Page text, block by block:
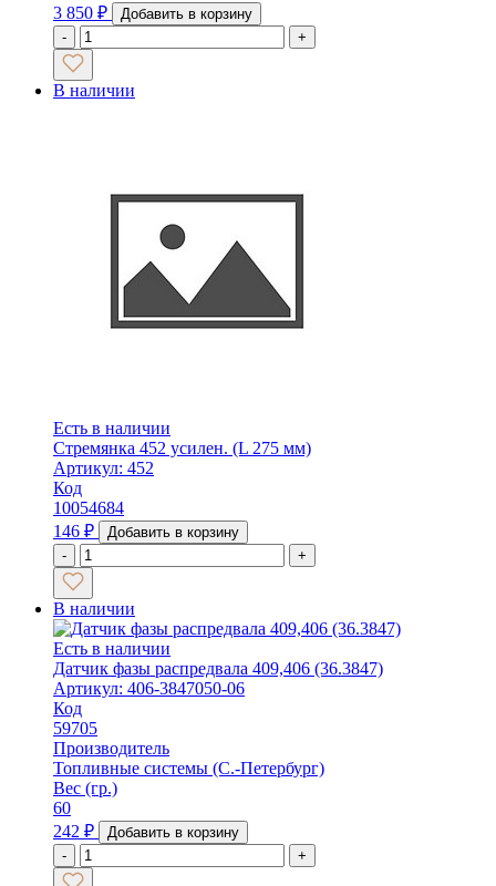
3 850 ₽
Добавить в корзину
-
+
В наличии
Есть в наличии
Стремянка 452 усилен. (L 275 мм)
Артикул: 452
Код
10054684
146 ₽
Добавить в корзину
-
+
В наличии
Есть в наличии
Датчик фазы распредвала 409,406 (36.3847)
Артикул: 406-3847050-06
Код
59705
Производитель
Топливные системы (С.-Петербург)
Вес (гр.)
60
242 ₽
Добавить в корзину
-
+